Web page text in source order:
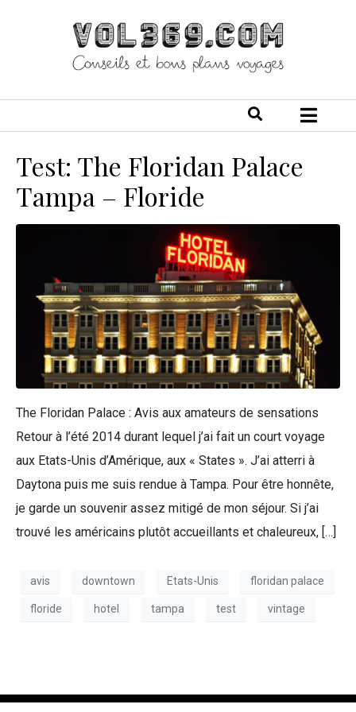
Test: The Floridan Palace
Tampa – Floride
The Floridan Palace : Avis aux amateurs de sensations
Retour à l’été 2014 durant lequel j’ai fait un court voyage
aux Etats-Unis d’Amérique, aux « States ». J’ai atterri à
Daytona puis me suis rendue à Tampa. Pour être honnête,
je garde un souvenir assez mitigé de mon séjour. Si j’ai
trouvé les américains plutôt accueillants et chaleureux, […]
avis downtown Etats-Unis floridan palace
floride hotel tampa test vintage